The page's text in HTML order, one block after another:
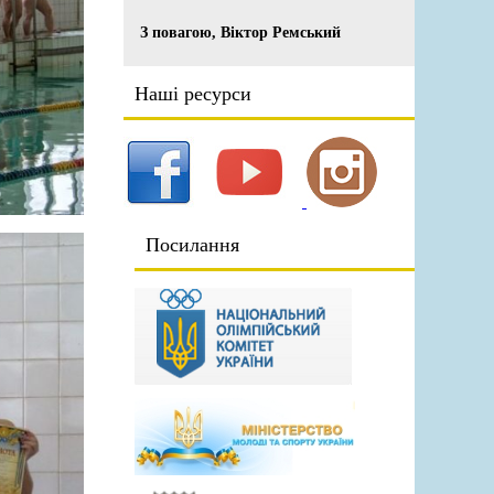
З повагою, Віктор Ремський
Наші ресурси
Посилання